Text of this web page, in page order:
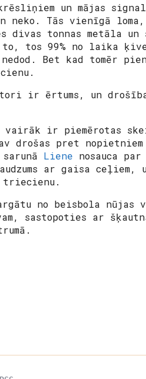
un mājas
Tās vienīgā
divas tonnas metāla
tos 99% no laika
Bet kad tomēr
ir ērtums, un
ir piemērotas
pret
Liene nosauca par
ar gaisa ceļiem,
triecienu.
no beisbola nūjas
sastopoties ar